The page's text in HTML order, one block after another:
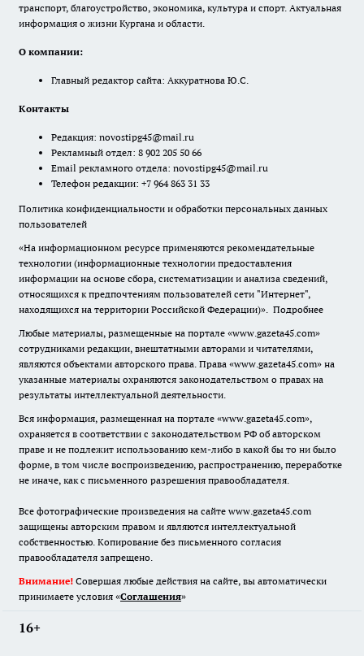
транспорт, благоустройство, экономика, культура и спорт. Актуальная
информация о жизни Кургана и области.
О компании:
Главный редактор сайта: Аккуратнова Ю.С.
Контакты
Редакция: novostipg45@mail.ru
Рекламный отдел: 8 902 205 50 66
Email рекламного отдела: novostipg45@mail.ru
Телефон редакции: +7 964 863 31 33
Политика конфиденциальности и обработки персональных данных
пользователей
«На информационном ресурсе применяются рекомендательные
технологии (информационные технологии предоставления
информации на основе сбора, систематизации и анализа сведений,
относящихся к предпочтениям пользователей сети "Интернет",
находящихся на территории Российской Федерации)». Подробнее
Любые материалы, размещенные на портале «www.gazeta45.com»
сотрудниками редакции, внештатными авторами и читателями,
являются объектами авторского права. Права «www.gazeta45.com» на
указанные материалы охраняются законодательством о правах на
результаты интеллектуальной деятельности.
Вся информация, размещенная на портале «www.gazeta45.com»,
охраняется в соответствии с законодательством РФ об авторском
праве и не подлежит использованию кем-либо в какой бы то ни было
форме, в том числе воспроизведению, распространению, переработке
не иначе, как с письменного разрешения правообладателя.
Все фотографические произведения на сайте www.gazeta45.com
защищены авторским правом и являются интеллектуальной
собственностью. Копирование без письменного согласия
правообладателя запрещено.
Внимание! Совершая любые действия на сайте, вы автоматически
принимаете условия «Cоглашения»
16+